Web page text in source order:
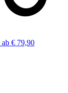
ab € 79,90